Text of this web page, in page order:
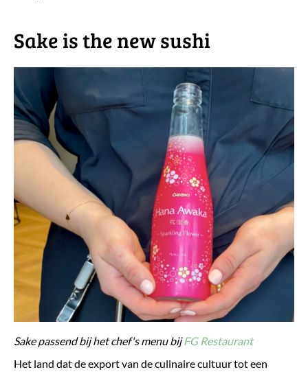
Sake is the new sushi
Sake passend bij het chef's menu bijFG Restaurant
Het land dat de export van de culinaire cultuur tot een